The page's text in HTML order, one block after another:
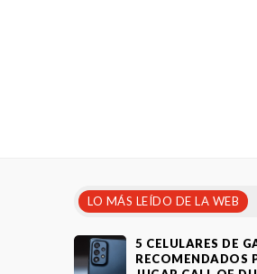
LO MÁS LEÍDO DE LA WEB
5 CELULARES DE
RECOMENDADOS